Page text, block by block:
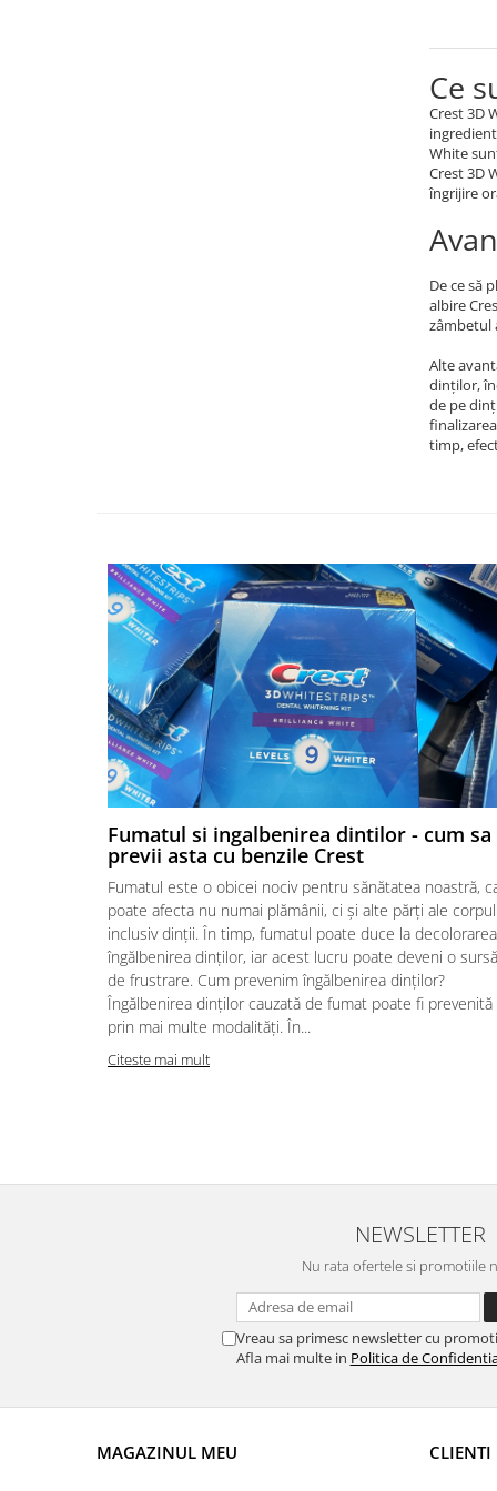
Ce
Crest 3D
White
Crest 3D
îngrijire
De ce să
albire
zâmbetul
Alte
dinților,
de pe
timp,
Fumatul si ingalbenirea dintilor - cum sa
previi asta cu benzile Crest
Fumatul este o obicei nociv pentru sănătatea noastră,
poate afecta nu numai plămânii, ci și alte părți ale
inclusiv dinții. În timp, fumatul poate duce la
îngălbenirea dinților, iar acest lucru poate deveni o sursă
de frustrare. Cum prevenim îngălbenirea dinților?
Îngălbenirea dinților cauzată de fumat poate fi prevenită
prin mai multe modalități. În...
Citeste mai mult
NEWSLETTER
Nu rata ofertele si promotiile
Vreau sa primesc newsletter cu
Afla mai multe in Politica de
MAGAZINUL MEU CLIENTI